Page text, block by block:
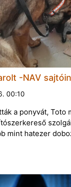
-NAV
00:10
a ponyvát, Toto
mint hatezer